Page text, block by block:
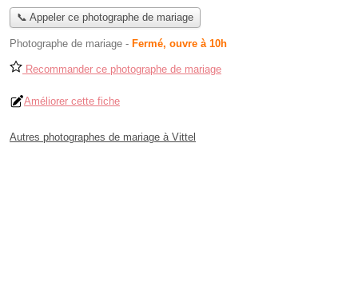
📞 Appeler ce photographe de mariage
Photographe de mariage - Fermé, ouvre à 10h
Recommander ce photographe de mariage
Améliorer cette fiche
Autres photographes de mariage à Vittel